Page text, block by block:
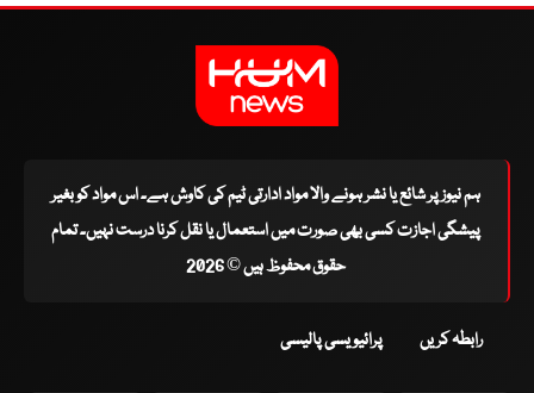
ہم نیوز پر شائع یا نشر ہونے والا مواد ادارتی ٹیم کی کاوش ہے۔ اس مواد کو بغیر
پیشگی اجازت کسی بھی صورت میں استعمال یا نقل کرنا درست نہیں۔ تمام
حقوق محفوظ ہیں © 2026
رابطہ کریں پرائیویسی پالیسی